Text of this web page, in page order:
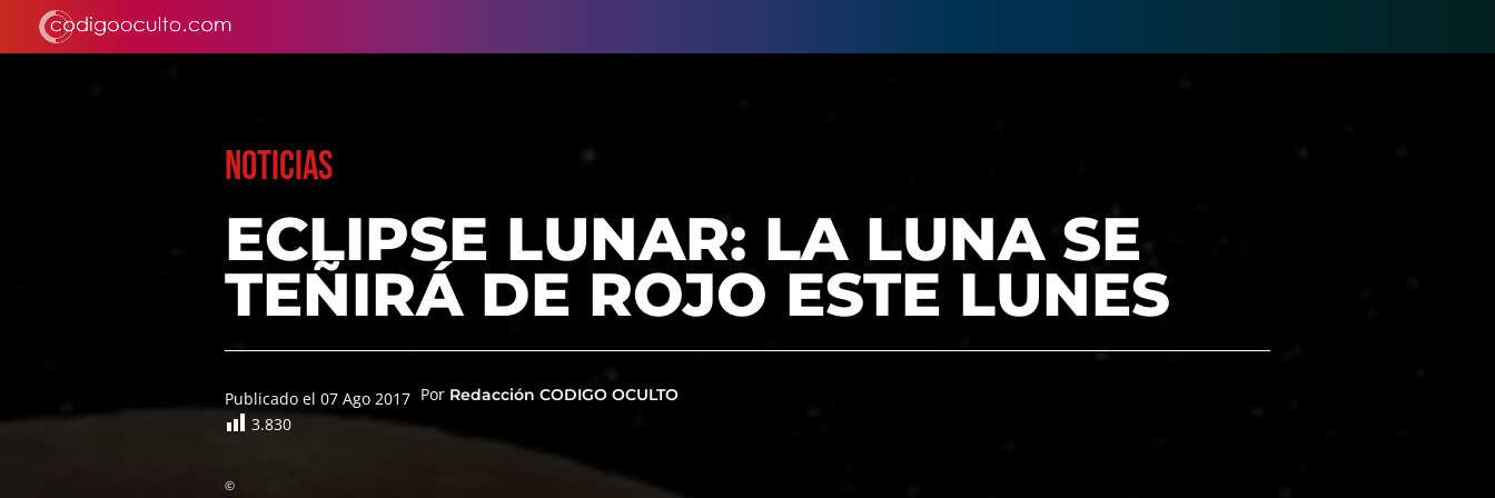
NOTICIAS
ECLIPSE LUNAR: LA LUNA SE
TEÑIRÁ DE ROJO ESTE LUNES
Publicado el 07 Ago 2017 Por Redacción CODIGO OCULTO
3.830
©